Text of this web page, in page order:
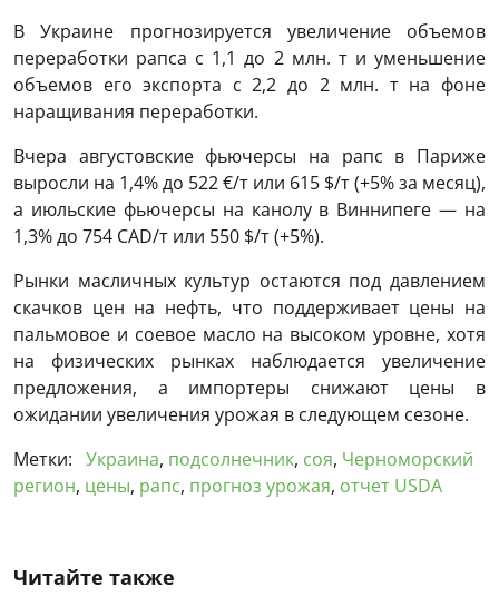
В Украине прогнозируется увеличение объемов
переработки рапса с 1,1 до 2 млн. т и уменьшение
объемов его экспорта с 2,2 до 2 млн. т на фоне
наращивания переработки.
Вчера августовские фьючерсы на рапс в Париже
выросли на 1,4% до 522 €/т или 615 $/т (+5% за месяц),
а июльские фьючерсы на канолу в Виннипеге — на
1,3% до 754 CAD/т или 550 $/т (+5%).
Рынки масличных культур остаются под давлением
скачков цен на нефть, что поддерживает цены на
пальмовое и соевое масло на высоком уровне, хотя
на физических рынках наблюдается увеличение
предложения, а импортеры снижают цены в
ожидании увеличения урожая в следующем сезоне.
Метки: Украина, подсолнечник, соя, Черноморский
регион, цены, рапс, прогноз урожая, отчет USDA
Читайте также